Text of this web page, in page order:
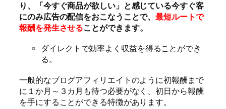
り、「今すぐ商品が欲しい」と感じている今すぐ客
にのみ広告の配信をおこなうことで、最短ルートで
報酬を発生させることができます。
ダイレクトで効率よく収益を得ることができ
る。
一般的なブログアフィリエイトのように初報酬まで
に１か月～３カ月も待つ必要がなく、初日から報酬
を手にすることができる特徴があります。